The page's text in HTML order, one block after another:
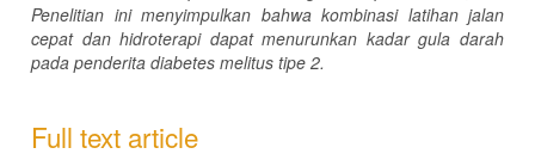
Penelitian ini menyimpulkan bahwa kombinasi latihan jalan
cepat dan hidroterapi dapat menurunkan kadar gula darah
pada penderita diabetes melitus tipe 2.
Full text article